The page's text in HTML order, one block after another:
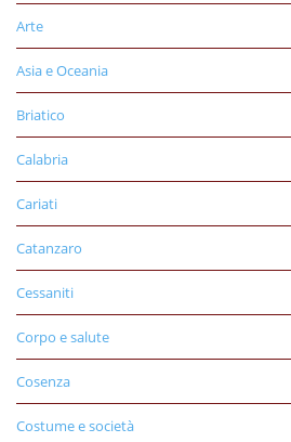
Arte
Asia e Oceania
Briatico
Calabria
Cariati
Catanzaro
Cessaniti
Corpo e salute
Cosenza
Costume e società